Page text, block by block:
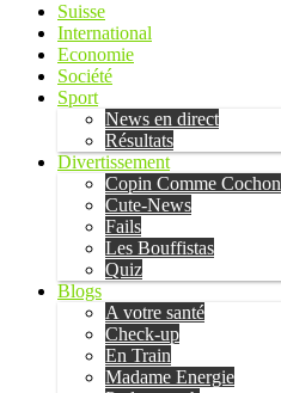
Suisse
International
Economie
Société
Sport
News en direct
Résultats
Divertissement
Copin Comme Cochon
Cute-News
Fails
Les Bouffistas
Quiz
Blogs
A votre santé
Check-up
En Train
Madame Energie